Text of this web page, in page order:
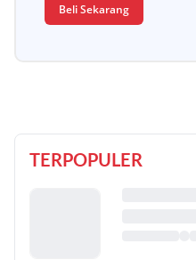
Beli Sekarang
TERPOPULER